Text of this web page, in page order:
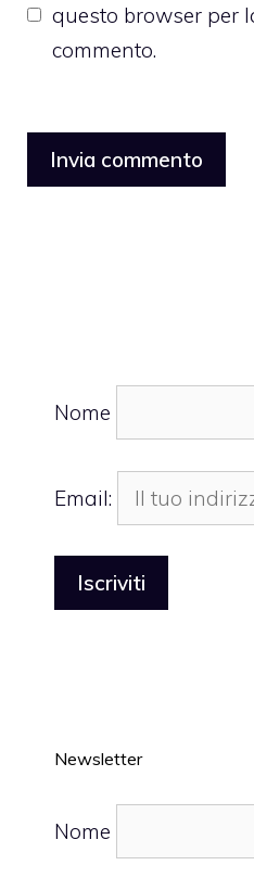
questo browser per
commento.
Nome
Email:
Newsletter
Nome